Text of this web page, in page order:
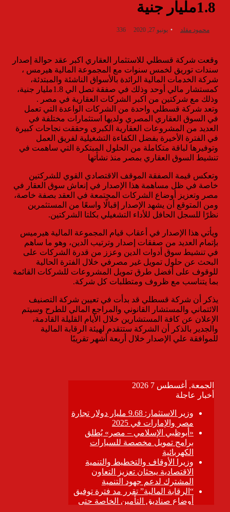
1.8مليار جنية
محمود مقلد يونيو 27, 2020
وقعت شركة قسطلي للاستثمار العقاري اكبر عقد حوالة إصدار
سندات توريق لخمس سنوات مع المجموعة المالية هيرمس ،
شركة الخدمات المالية الرائدة بالأسواق الناشئة والمبتدئة،
كمستشار مالي أوحد وذلك في صفقة تصل الي 1.8مليار جنية،
وذلك مع شركتين من اكبر الشركات العقارية في مصر .
وتعد شركة قسطلي واحدة من الشركات الواعدة التي تعمل
في السوق العقاري المصري ولديها استثمارات مختلفة في
العديد من المشروعات العقارية الكبرى وحققت نجاحات كبيرة
في الفترة الأخيرة بفضل الكفاءة التشغيلية لفريق العمل
وتوفيرها لباقة متكاملة من الحلول المبتكرة التي ساهمت في
تنشيط السوق العقاري بمصر منذ نشأتها
وتعكس قيمة الصفقة الموقف الاقتصادي القوي للشركتين
خاصة في ظل مساهمة هذا الإصدار في إنعاش سوق العقار في
مصر وتعزيز أوضاع الشركات المجتمعة في العقد بصفة خاصة،
ومن المتوقع أن يشهد الإصدار إقبالًا واسعًا من المستثمرين
نظرًا للسجل الحافل للأداء التشغيلي بكلتا الشركتين.
ويأتي هذا الإصدار في أعقاب قيام المجموعة المالية هيرميس
بإتمام العديد من صفقات إصدار وترتيب الدين، وهو ما ساهم
في تنشيط سوق أدوات الدين وعزز من قدرة الشركات على
البحث عن حلول تمويل غير مصرفي خلال الفترة الحالية
للوقوف على أفضل طرق تمويل المشروعات للشركات القائمة
بما يتناسب مع ظروف ومتطلبات كل شركة.
يذكر أن شركة قسطلي قد بدأت في تعيين شركة التصنيف
الائتماني والمستشار القانوني والمراجع المالي للطرح وسيتم
الإعلان عن كافة المستشارين خلال الأيام القليلة القادمة،
والجدير بالذكر أن الشركة ستتقدم لهيئة الرقابة المالية
للموافقة علي الإصدار خلال أربعة أشهر تقريبًا